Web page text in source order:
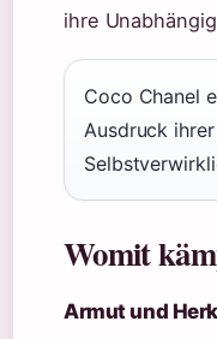
ihre
Coco Chanel
Ausdruck
Womit
Armut und